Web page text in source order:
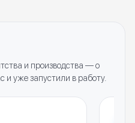
и производства — о
и уже запустили в работу.